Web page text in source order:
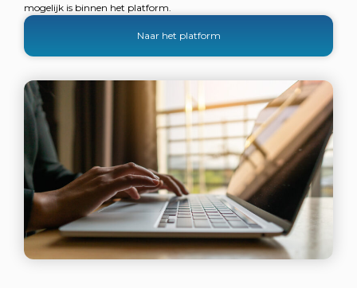
mogelijk is binnen het platform.
Naar het platform